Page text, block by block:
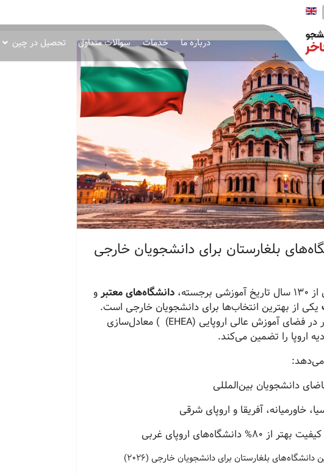
درباره ما خدمات سوالات متداول تحصیل در چین
بلغارستان برای دانشجویان خارجی
دانشگاه‌های معتبرو
یکی از بهترین انتخاب‌ها برای دانشجویان خارجی است.
عضویت این کشور در فضای آموزش عالی اروپایی (EHEA) ) معادل‌سازی
اروپا را تضمین می‌کند.
می‌دهد:
خاورمیانه، آفریقا و اروپای شرقی
دانشگاه‌های اروپای غربی
دانشگاه‌های بلغارستان برای دانشجویان خارجی (2026)